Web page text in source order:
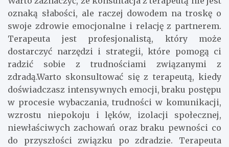
oznaką słabości, ale raczej dowodem na troskę o
swoje zdrowie emocjonalne i relację z partnerem.
Terapeuta jest profesjonalistą, który może
dostarczyć narzędzi i strategii, które pomogą ci
radzić sobie z trudnościami związanymi z
zdradą.Warto skonsultować się z terapeutą, kiedy
doświadczasz intensywnych emocji, braku postępu
w procesie wybaczania, trudności w komunikacji,
wzrostu niepokoju i lęków, izolacji społecznej,
niewłaściwych zachowań oraz braku pewności co
do przyszłości związku po zdradzie. Terapeuta